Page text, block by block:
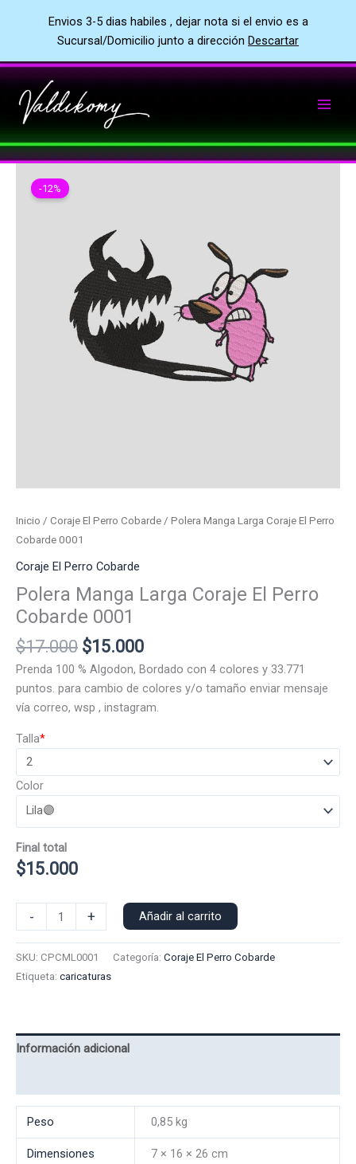
Envios 3-5 dias habiles , dejar nota si el envio es a
Sucursal/Domicilio junto a dirección Descartar
al
contenido
-12%
Inicio / Coraje El Perro Cobarde / Polera Manga Larga Coraje El Perro
Cobarde 0001
Coraje El Perro Cobarde
Polera Manga Larga Coraje El Perro
Cobarde 0001
$17.000 El
precio
original
era:
$15.000El
precio
actual
es:
Prenda 100 % Algodon, Bordado con 4 colores y 33.771
puntos. para cambio de colores y/o tamaño enviar mensaje
vía correo, wsp , instagram.
*
Talla
Color
Final total
$15.000
-
Manga
0001
+ Añadir al carrito
SKU: CPCML0001 Categoría: Coraje El Perro Cobarde
Etiqueta: caricaturas
Información adicional
Peso 0,85 kg
Dimensiones 7 × 16 × 26 cm